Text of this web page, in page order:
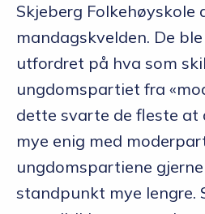
Skjeberg Folkehøyskole
mandagskvelden. De
utfordret på hva som
ungdomspartiet fra
dette svarte de fleste at
mye enig med
ungdomspartiene
standpunkt mye lengre.